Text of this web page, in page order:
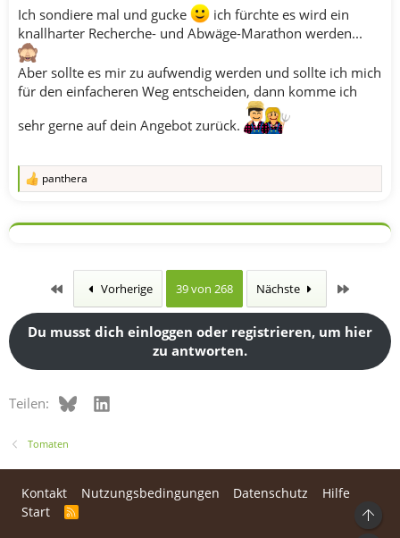
Ich sondiere mal und gucke
ich fürchte es wird ein
knallharter Recherche- und Abwäge-Marathon werden...
Aber sollte es mir zu aufwendig werden und sollte ich mich
für den einfacheren Weg entscheiden, dann komme ich
sehr gerne auf dein Angebot zurück.
R
k
n
panthera
Erste Vorherige 39 von 268 Nächste
Du musst dich einloggen oder registrieren, um hier
zu antworten.
Teilen: BlueskyLinkedIn
Tomaten
Kontakt Nutzungsbedingungen Datenschutz
Hilfe
Start
R